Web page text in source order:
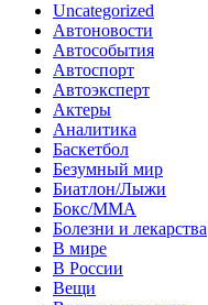
Uncategorized
Автоновости
Автособытия
Автоспорт
Автоэксперт
Актеры
Аналитика
Баскетбол
Безумный мир
Биатлон/Лыжи
Бокс/MMA
Болезни и лекарства
В мире
В России
Вещи